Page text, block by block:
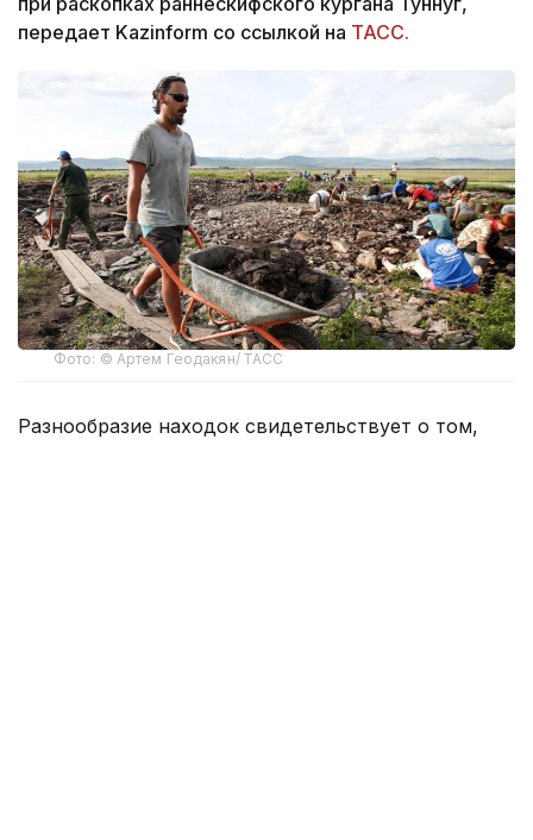
передает Kazinform со ссылкой на ТАСС.
Фото: © Артем Геодакян/ ТАСС
Разнообразие находок свидетельствует о том,